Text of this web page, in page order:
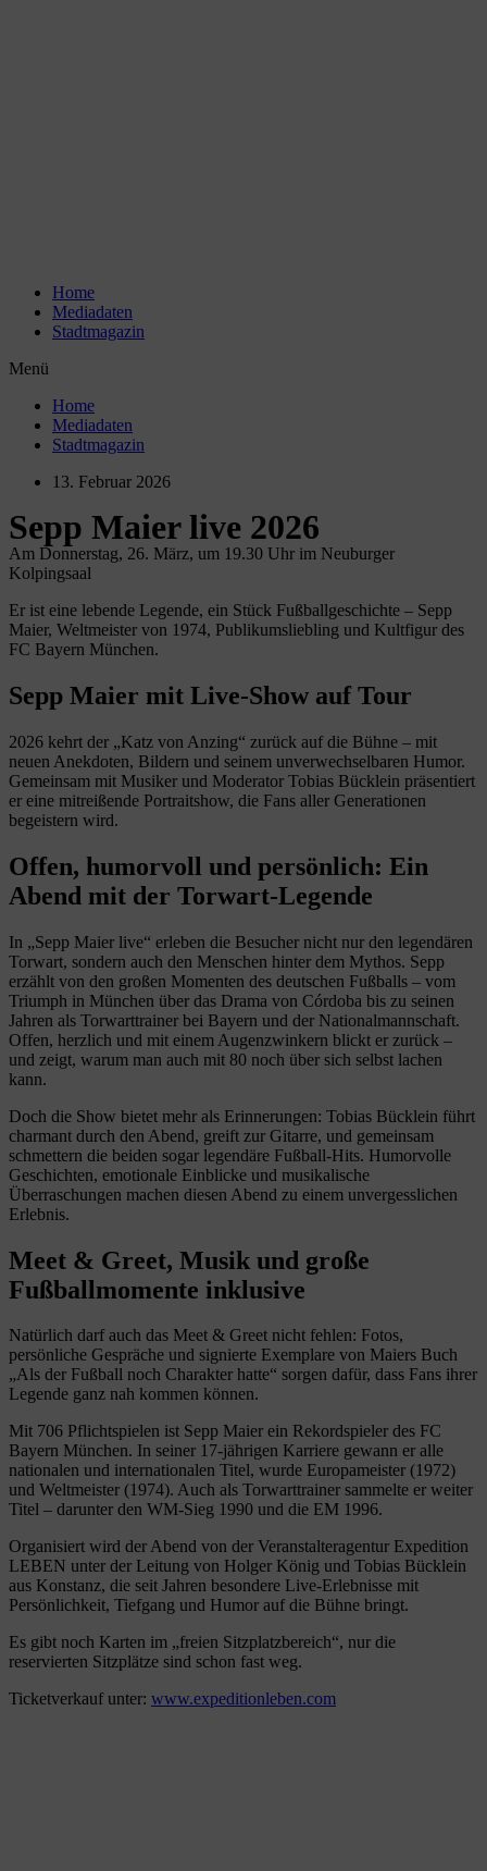
Home
Mediadaten
Stadtmagazin
Menü
Home
Mediadaten
Stadtmagazin
13. Februar 2026
Sepp Maier live 2026
Am Donnerstag, 26. März, um 19.30 Uhr im Neuburger
Kolpingsaal
Er ist eine lebende Legende, ein Stück Fußballgeschichte – Sepp
Maier, Weltmeister von 1974, Publikumsliebling und Kultfigur des
FC Bayern München.
Sepp Maier mit Live-Show auf Tour
2026 kehrt der „Katz von Anzing“ zurück auf die Bühne – mit
neuen Anekdoten, Bildern und seinem unverwechselbaren Humor.
Gemeinsam mit Musiker und Moderator Tobias Bücklein präsentiert
er eine mitreißende Portraitshow, die Fans aller Generationen
begeistern wird.
Offen, humorvoll und persönlich: Ein
Abend mit der Torwart-Legende
In „Sepp Maier live“ erleben die Besucher nicht nur den legendären
Torwart, sondern auch den Menschen hinter dem Mythos. Sepp
erzählt von den großen Momenten des deutschen Fußballs – vom
Triumph in München über das Drama von Córdoba bis zu seinen
Jahren als Torwarttrainer bei Bayern und der Nationalmannschaft.
Offen, herzlich und mit einem Augenzwinkern blickt er zurück –
und zeigt, warum man auch mit 80 noch über sich selbst lachen
kann.
Doch die Show bietet mehr als Erinnerungen: Tobias Bücklein führt
charmant durch den Abend, greift zur Gitarre, und gemeinsam
schmettern die beiden sogar legendäre Fußball-Hits. Humorvolle
Geschichten, emotionale Einblicke und musikalische
Überraschungen machen diesen Abend zu einem unvergesslichen
Erlebnis.
Meet & Greet, Musik und große
Fußballmomente inklusive
Natürlich darf auch das Meet & Greet nicht fehlen: Fotos,
persönliche Gespräche und signierte Exemplare von Maiers Buch
„Als der Fußball noch Charakter hatte“ sorgen dafür, dass Fans ihrer
Legende ganz nah kommen können.
Mit 706 Pflichtspielen ist Sepp Maier ein Rekordspieler des FC
Bayern München. In seiner 17-jährigen Karriere gewann er alle
nationalen und internationalen Titel, wurde Europameister (1972)
und Weltmeister (1974). Auch als Torwarttrainer sammelte er weiter
Titel – darunter den WM-Sieg 1990 und die EM 1996.
Organisiert wird der Abend von der Veranstalteragentur Expedition
LEBEN unter der Leitung von Holger König und Tobias Bücklein
aus Konstanz, die seit Jahren besondere Live-Erlebnisse mit
Persönlichkeit, Tiefgang und Humor auf die Bühne bringt.
Es gibt noch Karten im „freien Sitzplatzbereich“, nur die
reservierten Sitzplätze sind schon fast weg.
Ticketverkauf unter: www.expeditionleben.com